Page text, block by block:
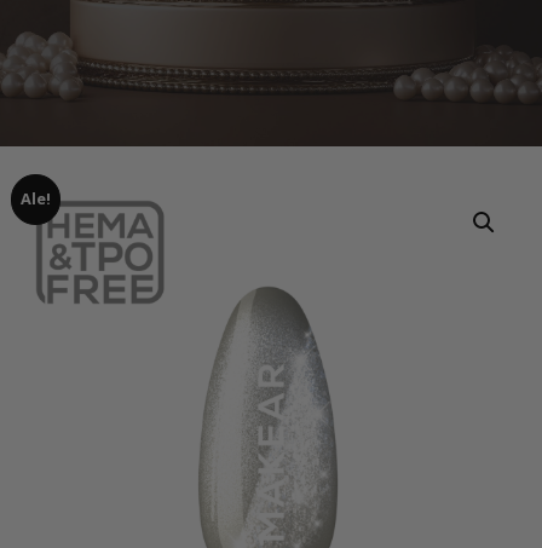
MCL03 Silver Purr – UV Gel Polish Makear
HEMAFREE
Ale!